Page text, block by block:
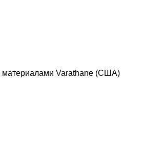
материалами Varathane (США)